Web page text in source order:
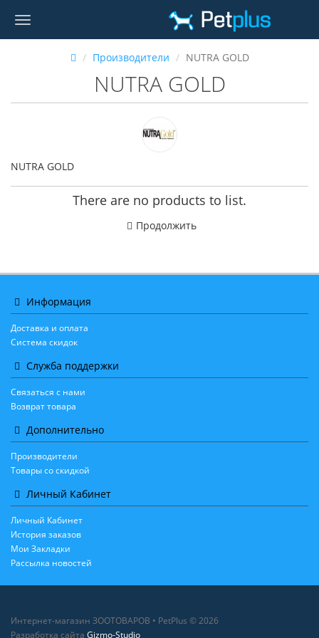
Производители NUTRA GOLD
NUTRA GOLD
NUTRA GOLD
There are no products to list.
Продолжить
Информация
Доставка и оплата
Система скидок
Служба поддержки
Связаться с нами
Возврат товара
Дополнительно
Производители
Товары со скидкой
Личный Кабинет
Личный Кабинет
История заказов
Мои Закладки
Рассылка новостей
Интернет-магазин ЗООТОВАРОВ • PetPlus © 2026
Разработка сайта Gizmo-Studio